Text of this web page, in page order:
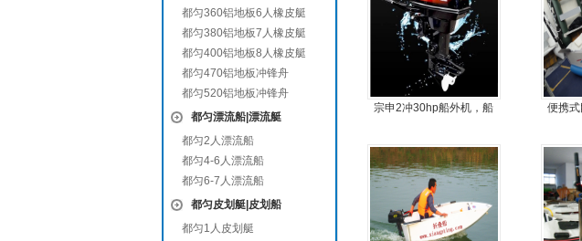
都匀360铝地板6人橡皮艇
都匀380铝地板7人橡皮艇
都匀400铝地板8人橡皮艇
都匀470铝地板冲锋舟
都匀520铝地板冲锋舟
都匀漂流船|漂流艇
都匀2人漂流船
都匀4-6人漂流船
都匀6-7人漂流船
都匀皮划艇|皮划船
都匀1人皮划艇
宗申2冲30hp船外机，船
达推进器
便携